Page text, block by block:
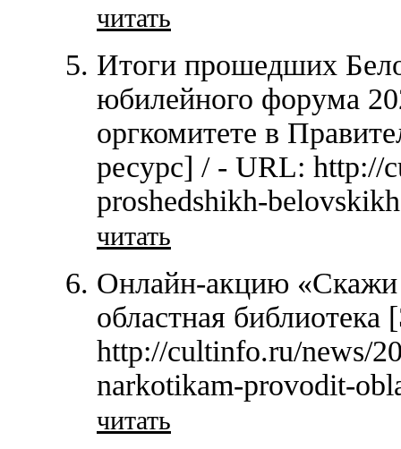
читать
Итоги прошедших
юбилейного форума
оргкомитете в
ресурс] / - URL: http://
proshedshikh-
читать
Онлайн-акцию «Скажи
областная
http://cultinfo.ru/news/
narkotikam-provodit-
читать